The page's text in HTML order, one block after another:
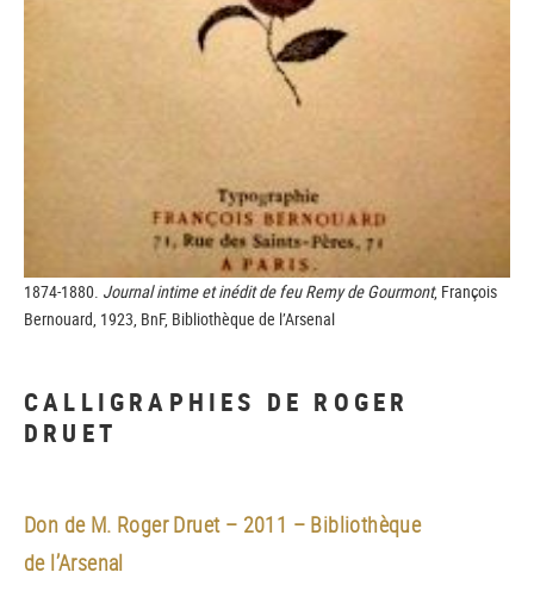
1874-1880. Journal intime et inédit de feu Remy de Gourmont, François
Bernouard, 1923, BnF, Bibliothèque de l’Arsenal
CALLIGRAPHIES DE ROGER
DRUET
Don de M. Roger Druet – 2011 – Bibliothèque
de l’Arsenal